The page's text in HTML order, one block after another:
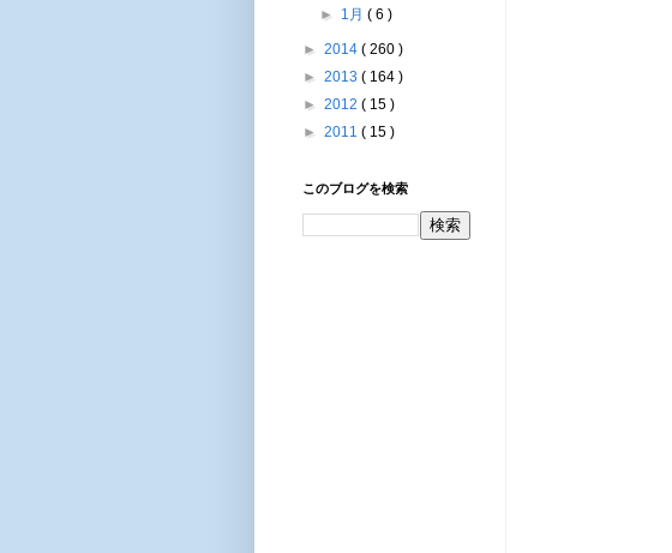
► 1月( 6 )
► 2014 ( 260 )
► 2013 ( 164 )
► 2012 ( 15 )
► 2011 ( 15 )
このブログを検索